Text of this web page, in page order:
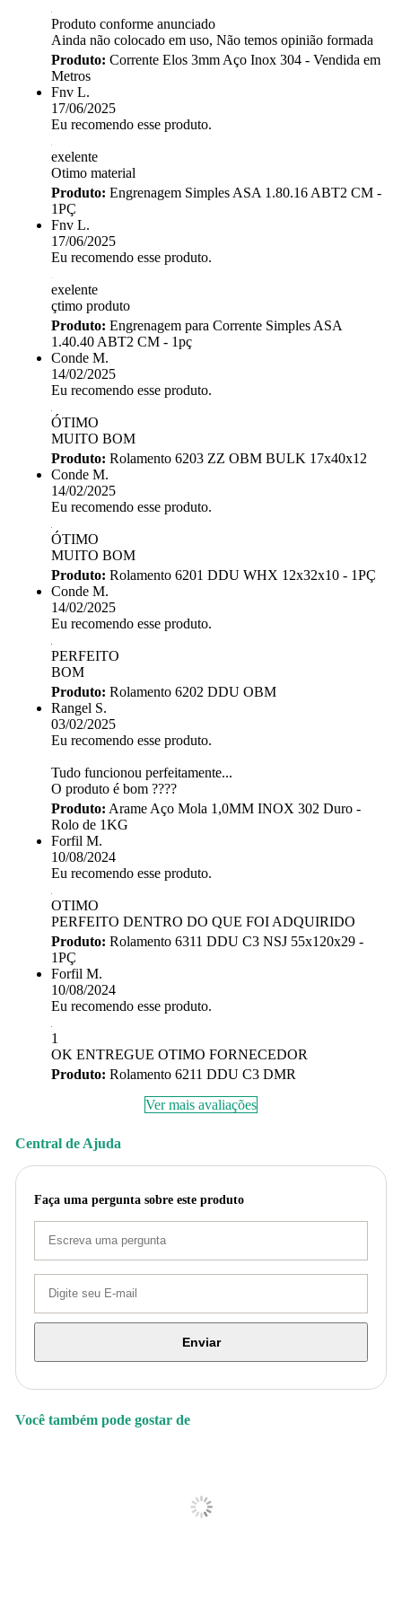
Produto conforme anunciado
Ainda não colocado em uso, Não temos opinião formada
Produto: Corrente Elos 3mm Aço Inox 304 - Vendida em
Metros
Fnv L.
17/06/2025
Eu recomendo esse produto.
exelente
Otimo material
Produto: Engrenagem Simples ASA 1.80.16 ABT2 CM -
1PÇ
Fnv L.
17/06/2025
Eu recomendo esse produto.
exelente
çtimo produto
Produto: Engrenagem para Corrente Simples ASA
1.40.40 ABT2 CM - 1pç
Conde M.
14/02/2025
Eu recomendo esse produto.
ÓTIMO
MUITO BOM
Produto: Rolamento 6203 ZZ OBM BULK 17x40x12
Conde M.
14/02/2025
Eu recomendo esse produto.
ÓTIMO
MUITO BOM
Produto: Rolamento 6201 DDU WHX 12x32x10 - 1PÇ
Conde M.
14/02/2025
Eu recomendo esse produto.
PERFEITO
BOM
Produto: Rolamento 6202 DDU OBM
Rangel S.
03/02/2025
Eu recomendo esse produto.
Tudo funcionou perfeitamente...
O produto é bom ????
Produto: Arame Aço Mola 1,0MM INOX 302 Duro -
Rolo de 1KG
Forfil M.
10/08/2024
Eu recomendo esse produto.
OTIMO
PERFEITO DENTRO DO QUE FOI ADQUIRIDO
Produto: Rolamento 6311 DDU C3 NSJ 55x120x29 -
1PÇ
Forfil M.
10/08/2024
Eu recomendo esse produto.
1
OK ENTREGUE OTIMO FORNECEDOR
Produto: Rolamento 6211 DDU C3 DMR
Ver mais avaliações
Central de Ajuda
Faça uma pergunta sobre este produto
Enviar
Você também pode gostar de